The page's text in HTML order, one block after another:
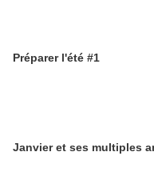
Préparer l'été #1
Janvier et ses multiples